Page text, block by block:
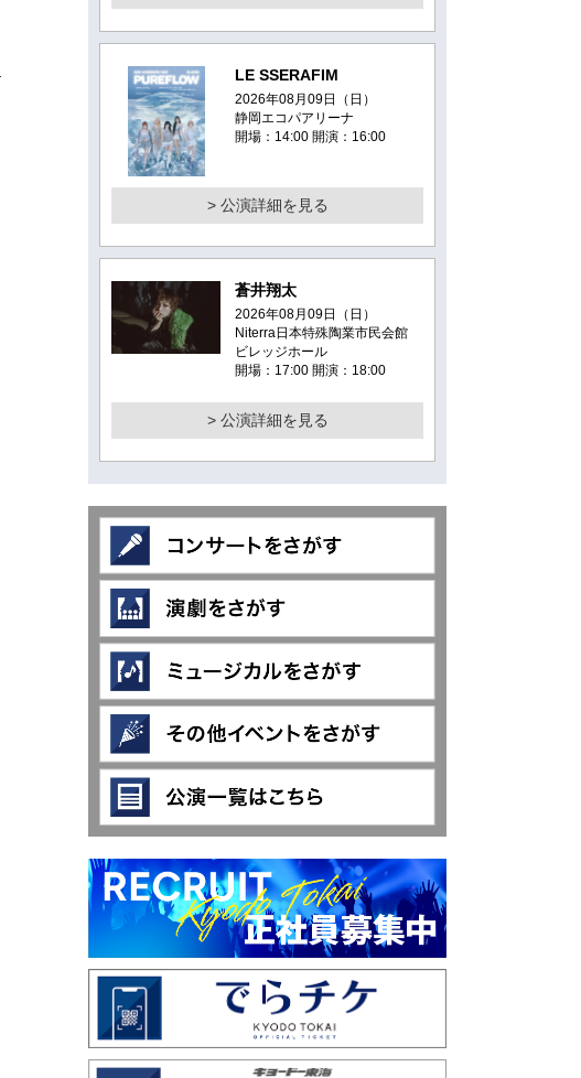
LE SSERAFIM
2026年08月09日（日）
静岡エコパアリーナ
開場：14:00 開演：16:00
> 公演詳細を見る
蒼井翔太
2026年08月09日（日）
Niterra日本特殊陶業市民会館
ビレッジホール
開場：17:00 開演：18:00
> 公演詳細を見る